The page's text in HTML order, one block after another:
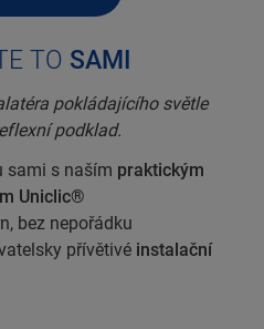
TO SAMI
sami s naším praktickým
Uniclic®
bez nepořádku
přívětivé instalační